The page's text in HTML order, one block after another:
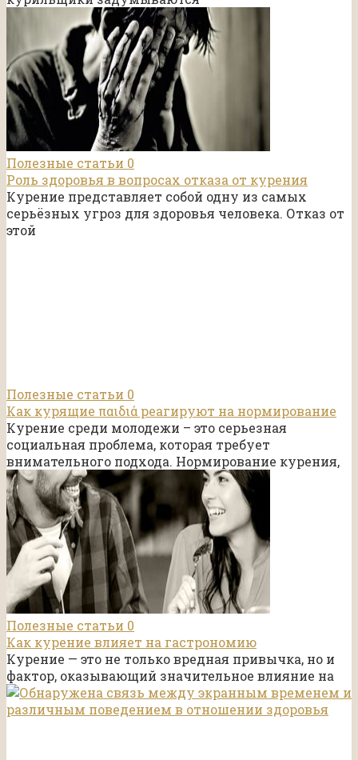
Полезные статьи 0
Роль здоровья в вопросах отказа от курения
Курение представляет собой одну из самых
серьёзных угроз для здоровья человека. Отказ от
этой
Полезные статьи 0
Как курящие παιδιά реагируют на нормирование
Курение среди молодежи – это серьезная
социальная проблема, которая требует
внимательного подхода. Нормирование курения,
Полезные статьи 0
Как курение влияет на гастрономию
Курение — это не только вредная привычка, но и
фактор, оказывающий значительное влияние на